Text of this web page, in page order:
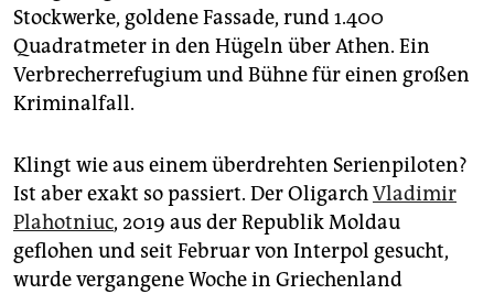
Stockwerke, goldene Fassade, rund 1.400
Quadratmeter in den Hügeln über Athen. Ein
Verbrecherrefugium und Bühne für einen großen
Kriminalfall.
Klingt wie aus einem überdrehten Serienpiloten?
Ist aber exakt so passiert. Der Oli­garchVladimir
Plahotniuc, 2019 aus der Republik Moldau
geflohen und seit Februar von Interpol gesucht,
wurde vergangene Woche in Griechenland